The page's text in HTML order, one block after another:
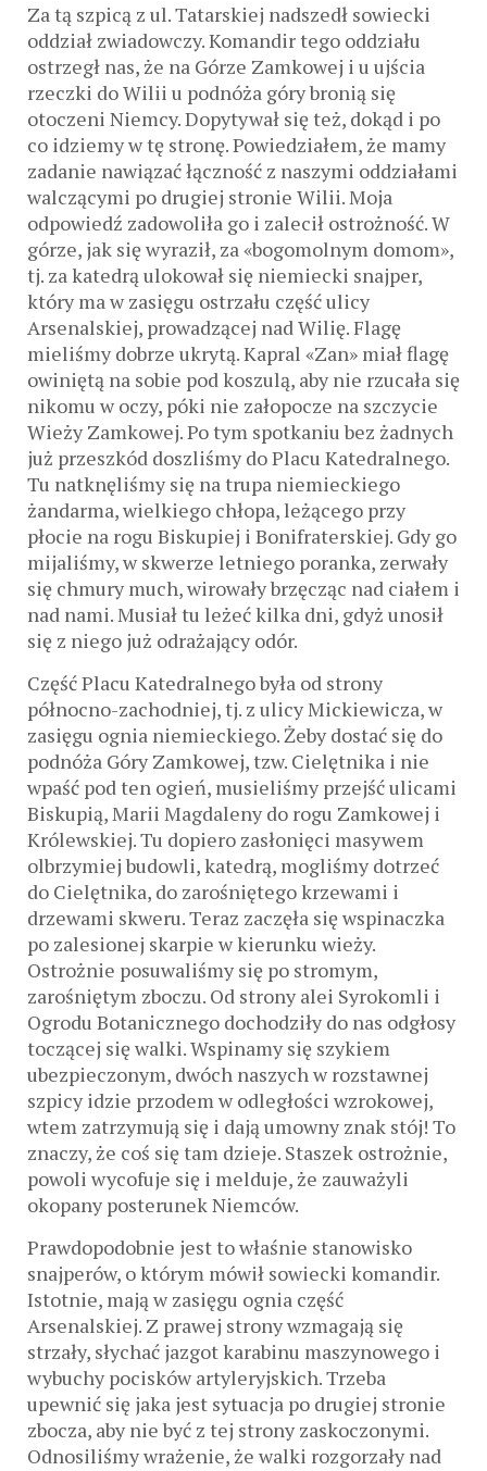
Za tą szpicą z ul. Tatarskiej nadszedł sowiecki
oddział zwiadowczy. Komandir tego oddziału
ostrzegł nas, że na Górze Zamkowej i u ujścia
rzeczki do Wilii u podnóża góry bronią się
otoczeni Niemcy. Dopytywał się też, dokąd i po
co idziemy w tę stronę. Powiedziałem, że mamy
zadanie nawiązać łączność z naszymi oddziałami
walczącymi po drugiej stronie Wilii. Moja
odpowiedź zadowoliła go i zalecił ostrożność. W
górze, jak się wyraził, za «bogomolnym domom»,
tj. za katedrą ulokował się niemiecki snajper,
który ma w zasięgu ostrzału część ulicy
Arsenalskiej, prowadzącej nad Wilię. Flagę
mieliśmy dobrze ukrytą. Kapral «Zan» miał flagę
owiniętą na sobie pod koszulą, aby nie rzucała się
nikomu w oczy, póki nie załopocze na szczycie
Wieży Zamkowej. Po tym spotkaniu bez żadnych
już przeszkód doszliśmy do Placu Katedralnego.
Tu natknęliśmy się na trupa niemieckiego
żandarma, wielkiego chłopa, leżącego przy
płocie na rogu Biskupiej i Bonifraterskiej. Gdy go
mijaliśmy, w skwerze letniego poranka, zerwały
się chmury much, wirowały brzęcząc nad ciałem i
nad nami. Musiał tu leżeć kilka dni, gdyż unosił
się z niego już odrażający odór.
Część Placu Katedralnego była od strony
północno-zachodniej, tj. z ulicy Mickiewicza, w
zasięgu ognia niemieckiego. Żeby dostać się do
podnóża Góry Zamkowej, tzw. Cielętnika i nie
wpaść pod ten ogień, musieliśmy przejść ulicami
Biskupią, Marii Magdaleny do rogu Zamkowej i
Królewskiej. Tu dopiero zasłonięci masywem
olbrzymiej budowli, katedrą, mogliśmy dotrzeć
do Cielętnika, do zarośniętego krzewami i
drzewami skweru. Teraz zaczęła się wspinaczka
po zalesionej skarpie w kierunku wieży.
Ostrożnie posuwaliśmy się po stromym,
zarośniętym zboczu. Od strony alei Syrokomli i
Ogrodu Botanicznego dochodziły do nas odgłosy
toczącej się walki. Wspinamy się szykiem
ubezpieczonym, dwóch naszych w rozstawnej
szpicy idzie przodem w odległości wzrokowej,
wtem zatrzymują się i dają umowny znak stój! To
znaczy, że coś się tam dzieje. Staszek ostrożnie,
powoli wycofuje się i melduje, że zauważyli
okopany posterunek Niemców.
Prawdopodobnie jest to właśnie stanowisko
snajperów, o którym mówił sowiecki komandir.
Istotnie, mają w zasięgu ognia część
Arsenalskiej. Z prawej strony wzmagają się
strzały, słychać jazgot karabinu maszynowego i
wybuchy pocisków artyleryjskich. Trzeba
upewnić się jaka jest sytuacja po drugiej stronie
zbocza, aby nie być z tej strony zaskoczonymi.
Odnosiliśmy wrażenie, że walki rozgorzały nad